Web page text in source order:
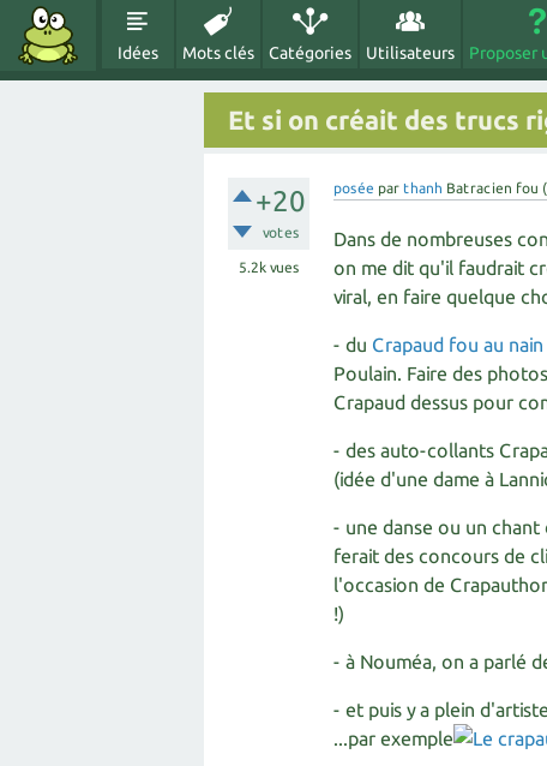
Idées Mots clés Catégories Utilisateurs Proposer
Et si on créait des trucs
+20
votes
5.2kvues
posée par thanh Batracien fou (
Dans de nombreuses
on me dit qu'il faudrait
viral, en faire quelque
- du Crapaud fou au
Poulain. Faire des
Crapaud dessus pour
- des auto-collants
(idée d'une dame à
- une danse ou un
ferait des concours de
l'occasion de
!)
- à Nouméa, on a parlé
- et puis y a plein
...par exemple